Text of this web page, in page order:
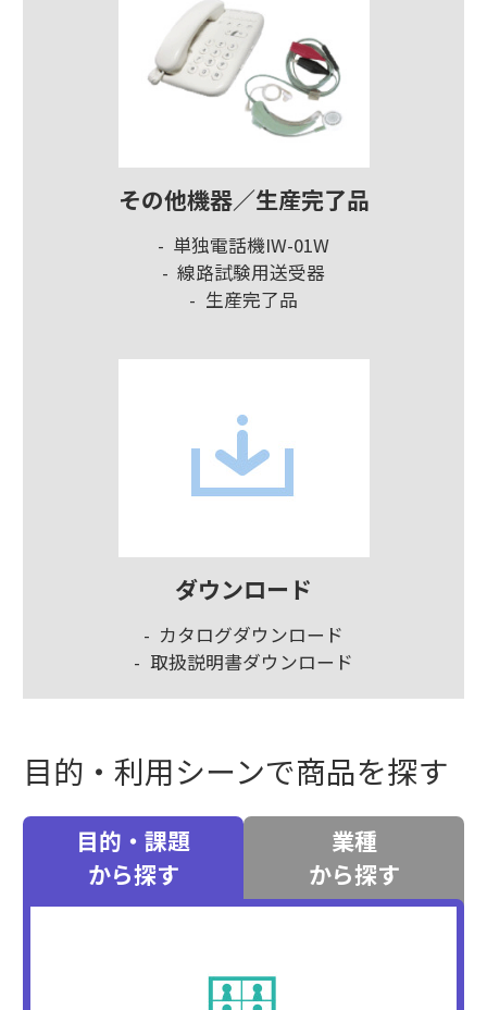
その他機器／生産完了品
単独電話機IW-01W
線路試験用送受器
生産完了品
ダウンロード
カタログダウンロード
取扱説明書ダウンロード
目的・利用シーンで商品を探す
目的・課題
から探す
業種
から探す